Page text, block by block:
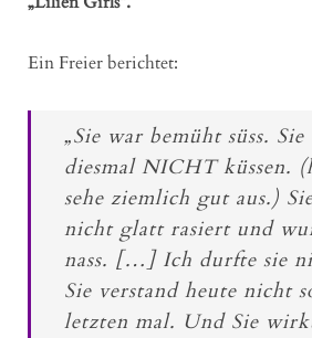
Ein Freier berichtet:
„Sie war bemüht süss.
diesmal NICHT küssen.
sehe ziemlich gut aus.)
nicht glatt rasiert und
nass. […] Ich durfte sie
Sie verstand heute nicht
letzten mal. Und Sie